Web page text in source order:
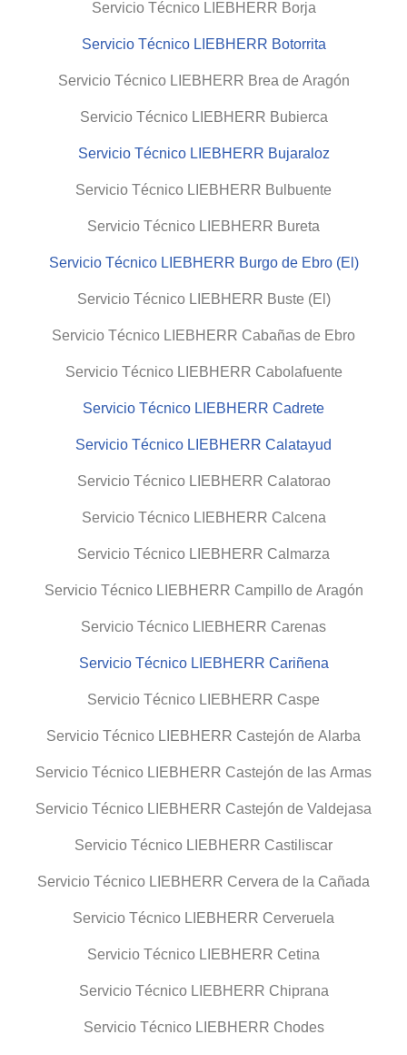
Servicio Técnico LIEBHERR Borja
Servicio Técnico LIEBHERR Botorrita
Servicio Técnico LIEBHERR Brea de Aragón
Servicio Técnico LIEBHERR Bubierca
Servicio Técnico LIEBHERR Bujaraloz
Servicio Técnico LIEBHERR Bulbuente
Servicio Técnico LIEBHERR Bureta
Servicio Técnico LIEBHERR Burgo de Ebro (El)
Servicio Técnico LIEBHERR Buste (El)
Servicio Técnico LIEBHERR Cabañas de Ebro
Servicio Técnico LIEBHERR Cabolafuente
Servicio Técnico LIEBHERR Cadrete
Servicio Técnico LIEBHERR Calatayud
Servicio Técnico LIEBHERR Calatorao
Servicio Técnico LIEBHERR Calcena
Servicio Técnico LIEBHERR Calmarza
Servicio Técnico LIEBHERR Campillo de Aragón
Servicio Técnico LIEBHERR Carenas
Servicio Técnico LIEBHERR Cariñena
Servicio Técnico LIEBHERR Caspe
Servicio Técnico LIEBHERR Castejón de Alarba
Servicio Técnico LIEBHERR Castejón de las Armas
Servicio Técnico LIEBHERR Castejón de Valdejasa
Servicio Técnico LIEBHERR Castiliscar
Servicio Técnico LIEBHERR Cervera de la Cañada
Servicio Técnico LIEBHERR Cerveruela
Servicio Técnico LIEBHERR Cetina
Servicio Técnico LIEBHERR Chiprana
Servicio Técnico LIEBHERR Chodes